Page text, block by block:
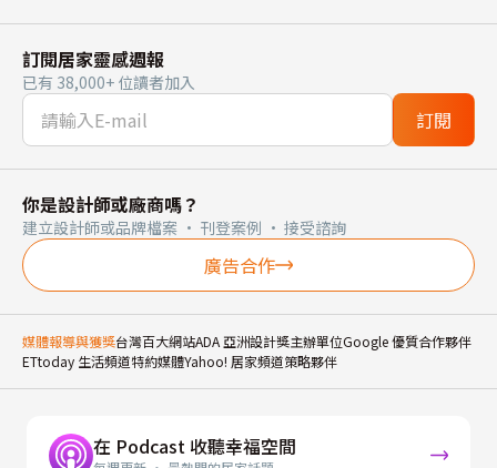
訂閱居家靈感週報
已有 38,000+ 位讀者加入
訂閱
你是設計師或廠商嗎？
建立設計師或品牌檔案 · 刊登案例 · 接受諮詢
廣告合作
媒體報導與獲獎台灣百大網站ADA 亞洲設計獎主辦單位Google 優質合作夥伴
ETtoday 生活頻道特約媒體Yahoo! 居家頻道策略夥伴
在 Podcast 收聽幸福空間